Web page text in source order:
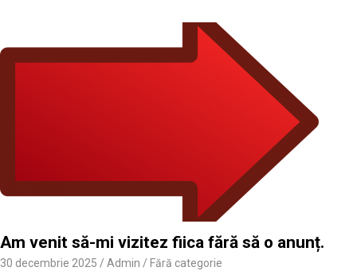
Am venit să-mi vizitez fiica fără să o anunț.
30 decembrie 2025 Admin Fără categorie